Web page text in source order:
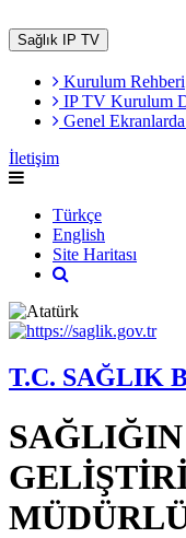
Sağlık IP TV
Kurulum Rehberi
IP TV Kurulum
Genel
İletişim
Türkçe
English
Site Haritası
T.C. SAĞLIK
SAĞLIĞIN